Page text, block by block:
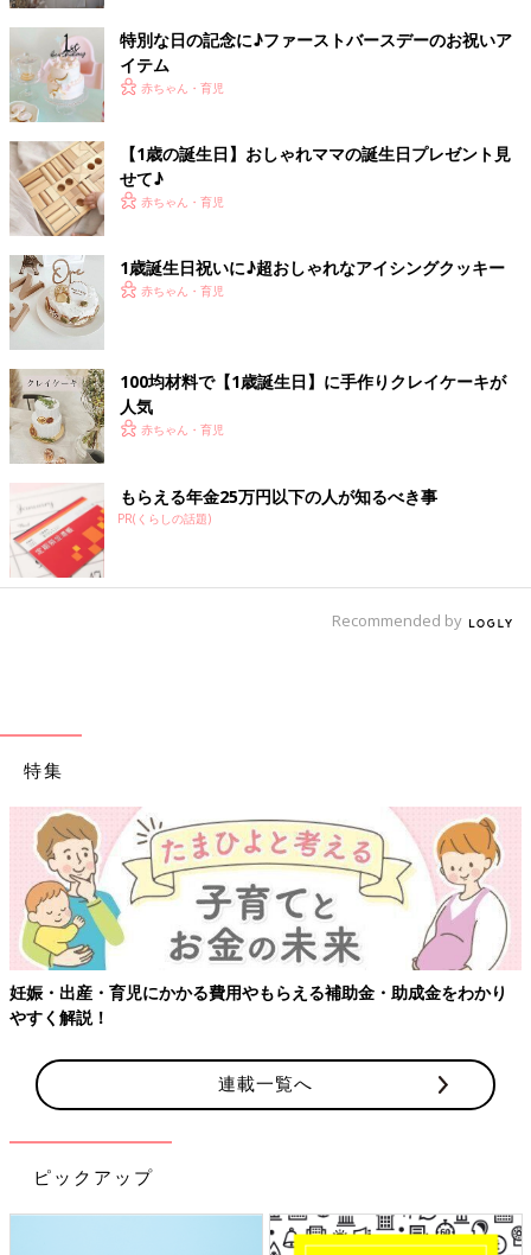
特別な日の記念に♪ファーストバースデーのお祝いア
イテム
赤ちゃん・育児
【1歳の誕生日】おしゃれママの誕生日プレゼント見
せて♪
赤ちゃん・育児
1歳誕生日祝いに♪超おしゃれなアイシングクッキー
赤ちゃん・育児
100均材料で【1歳誕生日】に手作りクレイケーキが
人気
赤ちゃん・育児
もらえる年金25万円以下の人が知るべき事
PR(くらしの話題)
Recommended by
特集
かかる費用やもらえる補助金・助成金をわかり
【ワクチン接種
連載一覧へ
ピックアップ